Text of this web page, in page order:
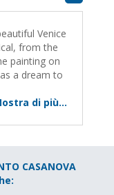
Venice
from the
painting on
a dream to
di più...
CASANOVA